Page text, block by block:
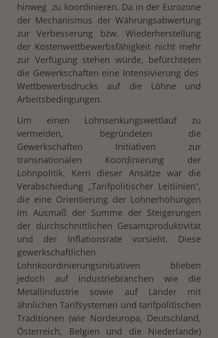
hinweg zu koordinieren. Da in der Eurozone
der Mechanismus der Währungsabwertung
zur Verbesserung bzw. Wiederherstellung
der Kostenwettbewerbsfähigkeit nicht mehr
zur Verfügung stehen würde, befürchteten
die Gewerkschaften eine Intensivierung des
Wettbewerbsdrucks auf die Löhne und
Arbeitsbedingungen.
Um einen Lohnsenkungswettlauf zu
vermeiden, begründeten die
Gewerkschaften Initiativen zur
transnationalen Koordinierung der
Lohnpolitik. Kern dieser Ansätze war die
Verabschiedung „Tarifpolitischer Leitlinien“,
die eine Orientierung der Lohnerhöhungen
im Ausmaß der Summe der Steigerungen
der durchschnittlichen Gesamtproduktivität
und der Inflationsrate vorsieht. Diese
gewerkschaftlichen
Lohnkoordinierungsinitiativen blieben
jedoch auf Industriebranchen wie die
Metallindustrie sowie auf Länder mit
ähnlichen Tarifsystemen und tarifpolitischen
Traditionen (wie Nordeuropa, Deutschland,
Österreich, Belgien und die Niederlande)